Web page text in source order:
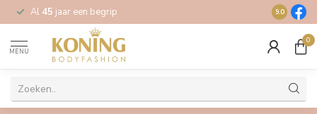
Al 45 jaar een begrip Gratis
9.0
MENU
0